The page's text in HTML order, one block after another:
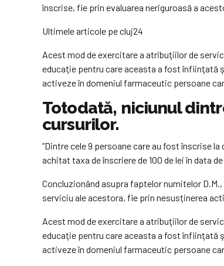
înscrise, fie prin evaluarea neriguroasă a
Ultimele articole pe cluj24
Acest mod de exercitare a atribuţiilor de
educaţie pentru care aceasta a fost înfiinţată
activeze în domeniul farmaceutic persoane
Totodată, niciunul
cursurilor.
”Dintre cele 9 persoane care au fost înscrise
achitat taxa de înscriere de 100 de lei în data
Concluzionând asupra faptelor numitelor
serviciu ale acestora, fie prin nesusţinerea
Acest mod de exercitare a atribuţiilor de
educaţie pentru care aceasta a fost înfiinţată
activeze în domeniul farmaceutic persoane